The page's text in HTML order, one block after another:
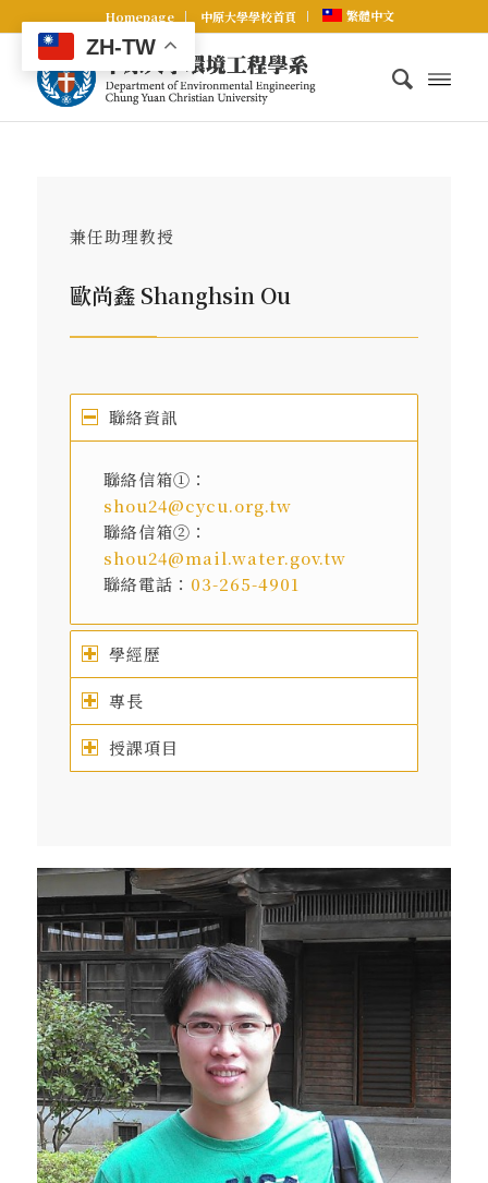
Homepage 中原大學學校首頁 繁體中文
兼任助理教授
歐尚鑫 Shanghsin Ou
聯絡資訊
聯絡信箱①：
shou24@cycu.org.tw
聯絡信箱②：
shou24@mail.water.gov.tw
聯絡電話： 03-265-4901
學經歷
專長
授課項目
ZH-TW